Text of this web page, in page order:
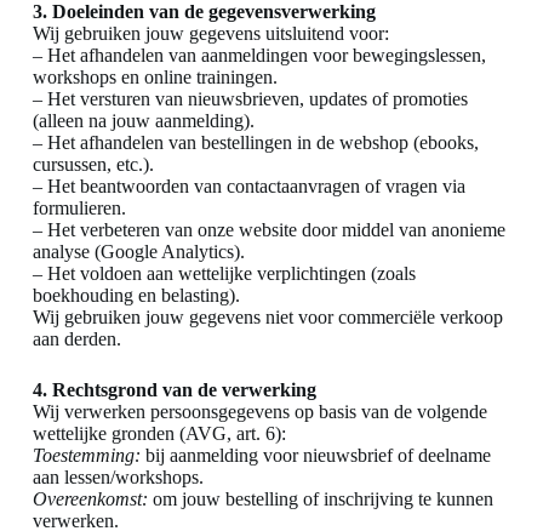
3. Doeleinden van de gegevensverwerking
Wij gebruiken jouw gegevens uitsluitend voor:
– Het afhandelen van aanmeldingen voor bewegingslessen,
workshops en online trainingen.
– Het versturen van nieuwsbrieven, updates of promoties
(alleen na jouw aanmelding).
– Het afhandelen van bestellingen in de webshop (ebooks,
cursussen, etc.).
– Het beantwoorden van contactaanvragen of vragen via
formulieren.
– Het verbeteren van onze website door middel van anonieme
analyse (Google Analytics).
– Het voldoen aan wettelijke verplichtingen (zoals
boekhouding en belasting).
Wij gebruiken jouw gegevens niet voor commerciële verkoop
aan derden.
4. Rechtsgrond van de verwerking
Wij verwerken persoonsgegevens op basis van de volgende
wettelijke gronden (AVG, art. 6):
Toestemming: bij aanmelding voor nieuwsbrief of deelname
aan lessen/workshops.
Overeenkomst: om jouw bestelling of inschrijving te kunnen
verwerken.